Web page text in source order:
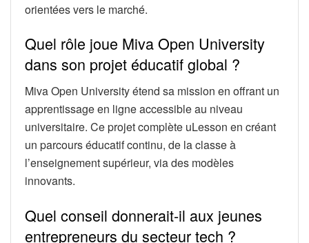
orientées vers le marché.
Quel rôle joue Miva Open University
dans son projet éducatif global ?
Miva Open University étend sa mission en offrant un
apprentissage en ligne accessible au niveau
universitaire. Ce projet complète uLesson en créant
un parcours éducatif continu, de la classe à
l’enseignement supérieur, via des modèles
innovants.
Quel conseil donnerait-il aux jeunes
entrepreneurs du secteur tech ?